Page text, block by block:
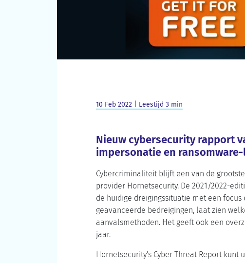
10 Feb 2022 | Leestijd 3 min
Nieuw cybersecurity rapport
impersonatie en
Cybercriminaliteit blijft een van de
provider Hornetsecurity. De 2021/2022-
de huidige dreigingssituatie met een
geavanceerde bedreigingen, laat zien
aanvalsmethoden. Het geeft ook een
jaar.
Hornetsecurity's Cyber Threat Report kunt